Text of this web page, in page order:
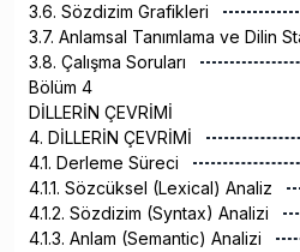
3.6. Sözdizim Grafikleri
3.7. Anlamsal Tanımlama ve Dilin
3.8. Çalışma Soruları
Bölüm 4
DİLLERİN ÇEVRİMİ
4. DİLLERİN ÇEVRİMİ
4.1. Derleme Süreci
4.1.1. Sözcüksel (Lexical) Analiz
4.1.2. Sözdizim (Syntax) Analizi
4.1.3. Anlam (Semantic) Analizi